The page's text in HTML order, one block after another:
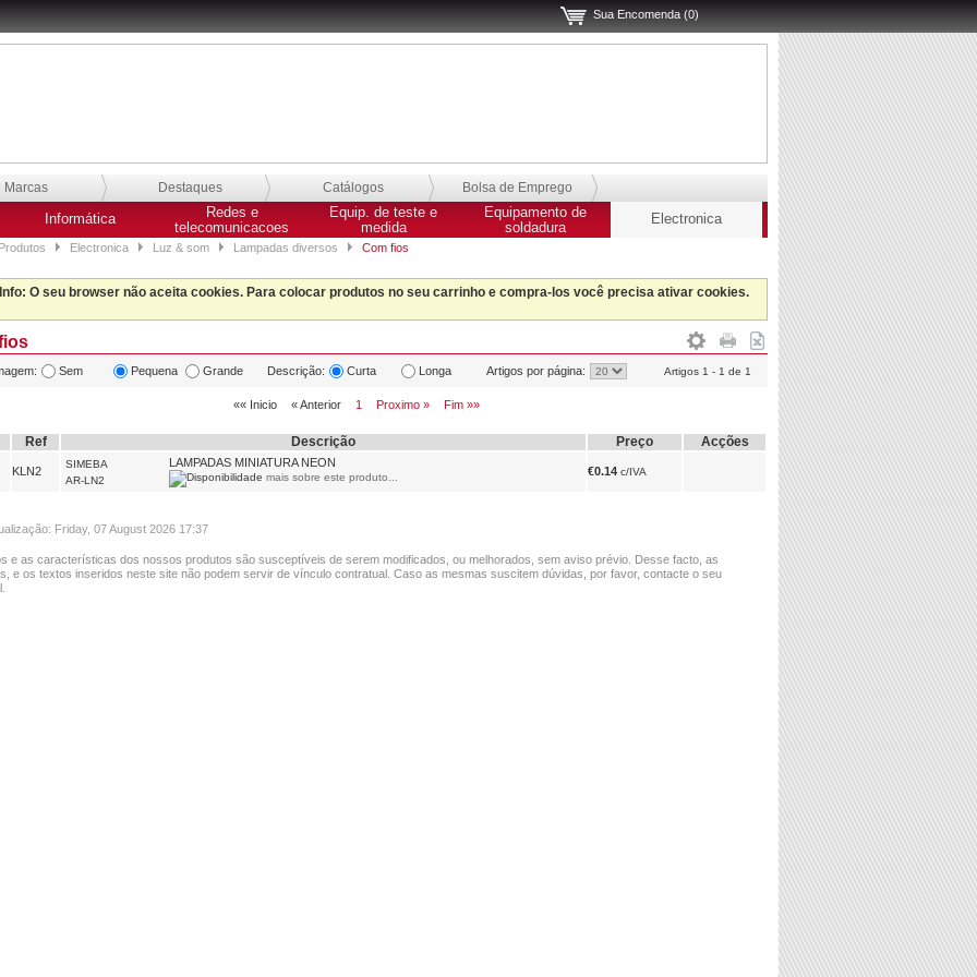
Sua Encomenda (0)
Marcas Destaques Catálogos Bolsa de Emprego
Informática
Redes e
telecomunicacoes
Equip. de teste e
medida
Equipamento de
soldadura
Electronica
Produtos Electronica Luz & som Lampadas diversos Com fios
Info: O seu browser não aceita cookies. Para colocar produtos no seu carrinho e compra-los você precisa ativar cookies.
Sem Pequena Grande Descrição: Curta Longa Artigos por página: Artigos 1 - 1 de 1
«« Inicio « Anterior 1 Proximo » Fim »»
Ref Descrição Preço Acções
KLN2
SIMEBA
AR-LN2
LAMPADAS MINIATURA NEON
mais sobre este produto... €0.14 c/IVA
Friday, 07 August 2026 17:37
e as características dos nossos produtos são susceptíveis de serem modificados, ou melhorados, sem aviso prévio. Desse facto, as
e os textos inseridos neste site não podem servir de vínculo contratual. Caso as mesmas suscitem dúvidas, por favor, contacte o seu